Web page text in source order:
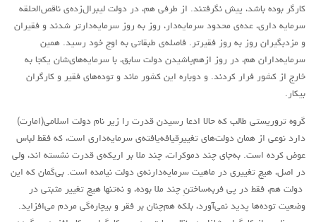
مسائل اقتصادی
مسایل منطقه
بحث
کارگران
اقتصادی
ادبی
سیاسی
کارگر بوده باشد، پیش نگرفتند. از طرفی هم، در دولت لیبرال‌زده‌ی ناقص‌الحلقه
سرمایه داری، عده‌ی محدود سرمایه‌دار، روز به روز سرمایه‌دارتر شدند و فقیران
و مزدبگیران روز به روز فقیرتر. فاصله‌ی طبقاتی به اوج خود رسید. همین
سرمایه‌داران هم، در روز ازهم‌پاشیدن دولت سابق، با سرمایه‌های‌شان یکجا به
خارج از کشور فرار کردند. و دوباره این کشور ماند و توده‌های فقیر و کارگران
بیکار.
گروه تروریستی طالب که حالا ادعا رسیدن قدرت را زیر نام دولت اسلامی(امارت)
دارد نوعی از همان دولت‌های تغییرِقیافه‌یافته‌ی سرمایه‌داری است، که فقط لباس
عوض کرده است. به‌جای چند دموکرات، چند ملا بر اریکه‌ی قدرت نشسته اند، ولی
در اصل، هیچ تغییری در ماهیت سرمایه‌دارنه‌ی دولت نیامده است. بی‌گمان که این
دولت هم، فقط در پی فربه‌ساختنِ چند ملا بوده، و نه‌تنها هیچ تغییر مثبتی در
وضعیت توده‌ها پدید نمی‌آورد، بلکه هم‌چنان بر فقر و بیچاره‌گی مردم می‌افزاید.